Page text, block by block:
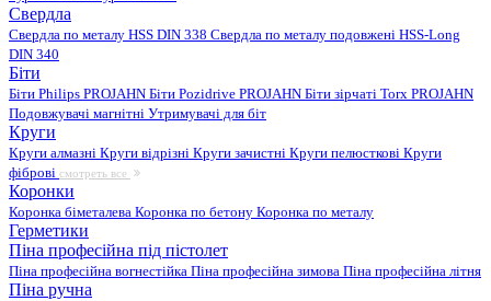
Свердла
Свердла по металу HSS DIN 338 Свердла по металу подовжені HSS-Long
DIN 340
Біти
Біти Philips PROJAHN Біти Pozidrive PROJAHN Біти зірчаті Torx PROJAHN
Подовжувачі магнітні Утримувачі для біт
Круги
Круги алмазні Круги відрізні Круги зачистні Круги пелюсткові Круги
фіброві смотреть все
Коронки
Коронка біметалева Коронка по бетону Коронка по металу
Герметики
Піна професійна під пістолет
Піна професійна вогнестійка Піна професійна зимова Піна професійна літня
Піна ручна